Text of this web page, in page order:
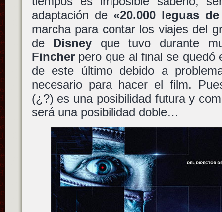
adaptación de «20.000 leguas
marcha para contar los viajes del
de Disney que tuvo durante
Fincherpero que al final se quedó
de este último debido a
necesario para hacer el film.
(¿?) es una posibilidad futura y
será una posibilidad doble…